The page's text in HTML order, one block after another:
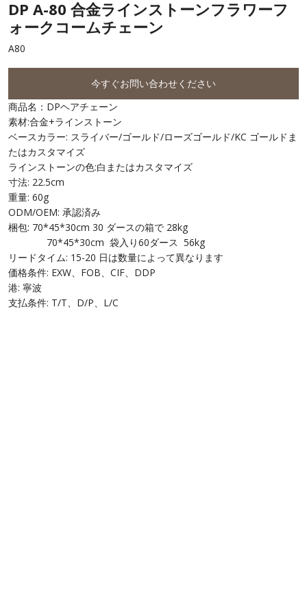
DP A-80 合金ラインストーンフラワーフ
ォークコームチェーン
A80
今すぐお問い合わせください
商品名：DPヘアチェーン
素材:合金+ラインストーン
ベースカラー: スライバー/ゴールド/ローズゴールド/KC ゴールドま
たはカスタマイズ
ラインストーンの色:白またはカスタマイズ
寸法: 22.5cm
重量: 60g
ODM/OEM: 承認済み
梱包: 70*45*30cm 30 ダースの箱で 28kg
70*45*30cm 袋入り60ダース 56kg
リードタイム: 15-20 日は数量によって異なります
価格条件: EXW、FOB、CIF、DDP
港: 寧波
支払条件: T/T、D/P、L/C